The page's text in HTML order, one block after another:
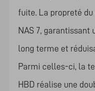
fuite. La propreté
NAS 7,
long terme et
Parmi celles-ci, la
HBD réalise une